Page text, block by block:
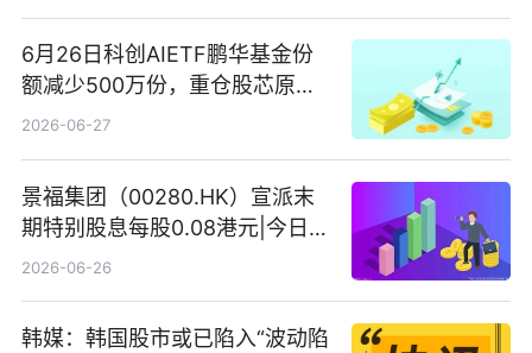
6月26日科创AIETF鹏华基金份
额减少500万份，重仓股芯原股
份、寒武纪、澜起科技 观速讯
2026-06-27
景福集团（00280.HK）宣派末
期特别股息每股0.08港元|今日快
看
2026-06-26
韩媒：韩国股市或已陷入“波动陷